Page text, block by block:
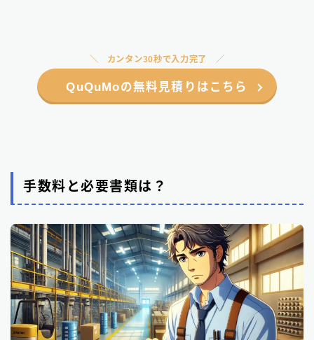
Follow Me
カンタン30秒で入力完了
QuQuMoの無料見積りはこちら
手数料と必要書類は？